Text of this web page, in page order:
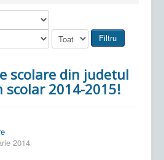
Filtru
scolare din judetul
scolar 2014-2015!
2014